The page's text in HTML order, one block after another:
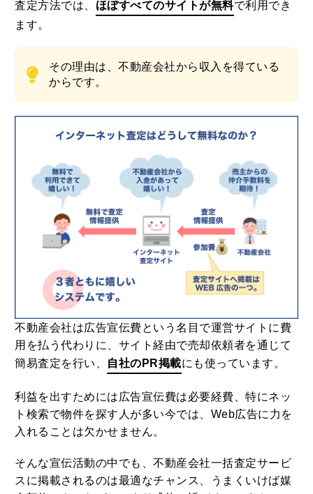
査定方法では、 ほぼすべてのサイトが無料で利用でき
ます。
その理由は、不動産会社から収入を得ている
からです。
不動産会社は広告宣伝費という名目で運営サイトに費
用を払う代わりに、サイト経由で売却依頼者を通じて
簡易査定を行い、
自社のPR掲載にも使っています。
利益を出すためには広告宣伝費は必要経費、特にネッ
ト検索で物件を探す人が多い今では、Web広告に力を
入れることは欠かせません。
そんな宣伝活動の中でも、不動産会社一括査定サービ
スに掲載されるのは最適なチャンス、うまくいけば媒